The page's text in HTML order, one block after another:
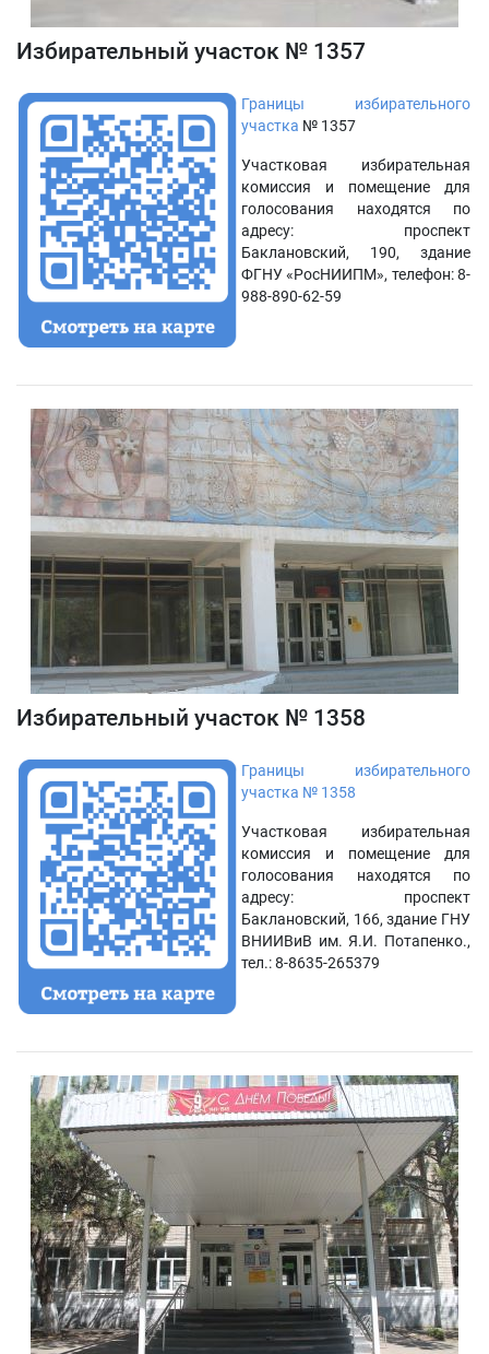
Избирательный участок № 1357
Границы избирательного
участка № 1357
Участковая избирательная
комиссия и помещение для
голосования находятся по
адресу: проспект
Баклановский, 190, здание
ФГНУ «РосНИИПМ», телефон: 8-
988-890-62-59
Избирательный участок № 1358
Границы избирательного
участка № 1358
Участковая избирательная
комиссия и помещение для
голосования находятся по
адресу: проспект
Баклановский, 166, здание ГНУ
ВНИИВиВ им. Я.И. Потапенко.,
тел.: 8-8635-265379